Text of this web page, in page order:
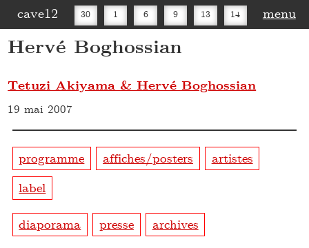
cave12 30 1 6 9 13 14
16 20
menu
Hervé Boghossian
Tetuzi Akiyama & Hervé Boghossian
19 mai 2007
programme affiches/posters
artistes
label
diaporama presse archives